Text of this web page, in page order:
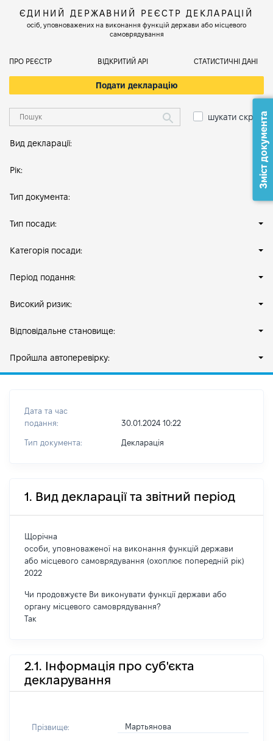
ЄДИНИЙ ДЕРЖАВНИЙ РЕЄСТР ДЕКЛАРАЦІЙ
осіб, уповноважених на виконання функцій держави або місцевого
самоврядування
ПРО РЕЄСТР ВІДКРИТИЙ АРІ СТАТИСТИЧНІ ДАНІ
Подати декларацію
шукати скрізь
Вид декларації:
Рік:
Тип документа:
Тип посади:
Категорія посади:
Період подання:
Високий ризик:
Відповідальне становище:
Пройшла автоперевірку:
Дата та час
подання:
30.01.2024 10:22
Тип документа: Декларація
1. Вид декларації та звітний період
Щорічна
особи, уповноваженої на виконання функцій держави
або місцевого самоврядування (охоплює попередній рік)
2022
Чи продовжуєте Ви виконувати функції держави або
органу місцевого самоврядування?
Так
2.1. Інформація про суб'єкта
декларування
Прізвище: Мартьянова
Зміст документа